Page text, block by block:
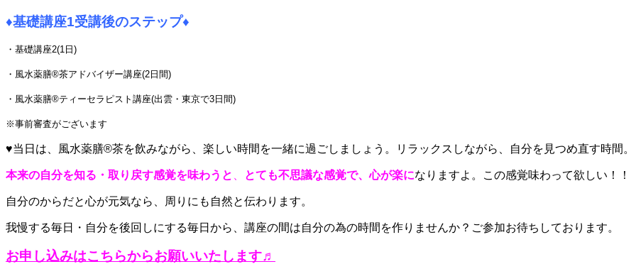
♦基礎講座1受講後のステップ♦
・基礎講座2(1日)
・風水薬膳®茶アドバイザー講座(2日間)
・風水薬膳®ティーセラピスト講座(出雲・東京で3日間)
※事前審査がございます
♥当日は 、風水薬膳®茶を飲みながら、 楽しい時間を一緒に過ごしましょう。リラックスしながら、自分を見つめ直す時間。
本来の自分を知る・取り戻す感覚を味わうと とても不思議な感覚で、心が楽になりますよ。この感覚味わって欲しい！！
自分のからだと心が元気なら、周りにも自然と伝わります。
我慢する毎日・自分を後回しにする毎日から、講座の間は自分の為の時間を作りませんか？ご参加お待ちしております。
お申し込みはこちらからお願いいたします♬